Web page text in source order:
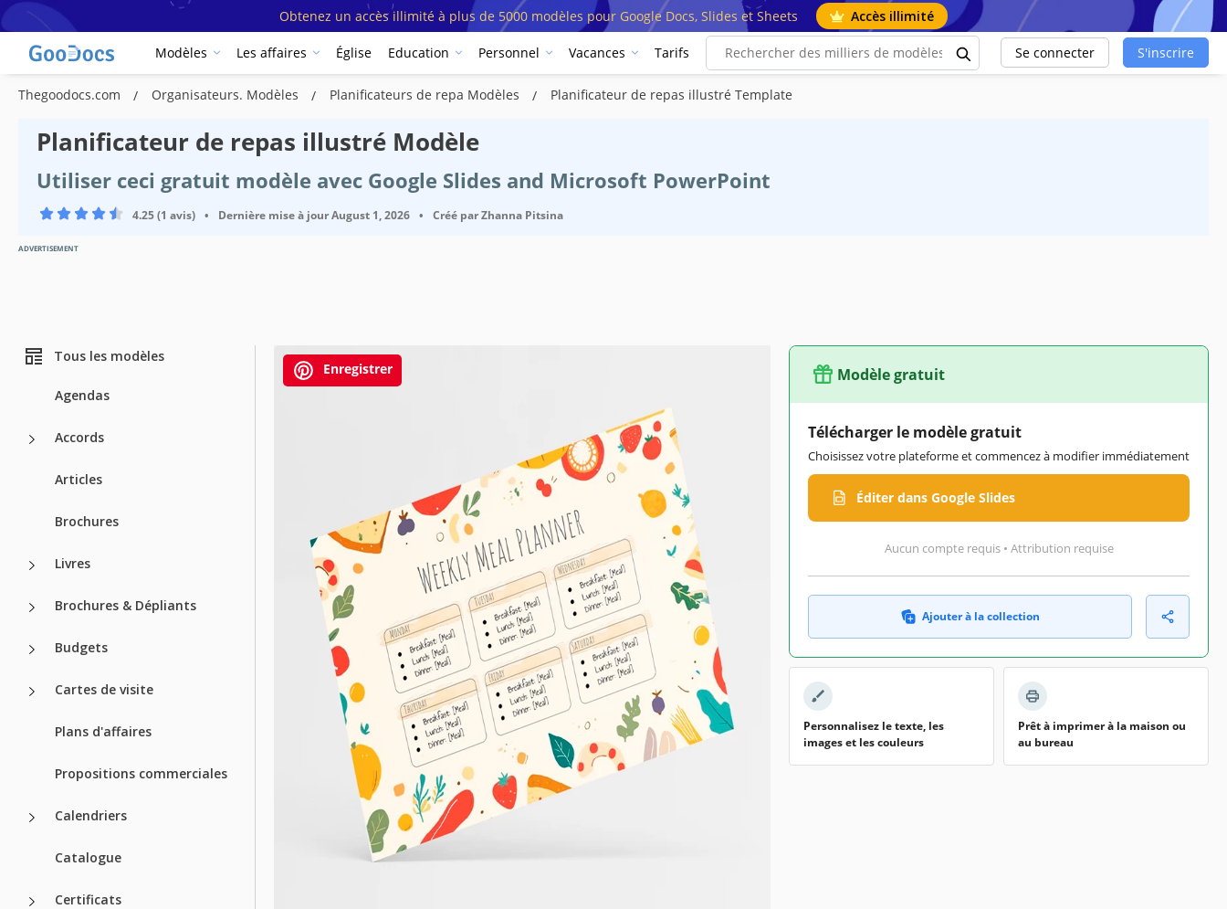
Obtenez un accès illimité à plus de 5000 modèles pour Google Docs, Slides et Sheets Accès illimité
Modèles Les affaires Église Education Personnel Vacances Tarifs Se connecter S'inscrire
Thegoodocs.com Organisateurs. Modèles Planificateurs de repa Modèles Planificateur de repas illustré Template
Planificateur de repas illustré Modèle
Utiliser ceci gratuit modèle avec Google Slides and Microsoft PowerPoint
4.25 (1 avis) • Dernière mise à jourAugust 1, 2026 • Créé parZhanna Pitsina
ADVERTISEMENT
Tous les modèles
Agendas
Accords
Articles
Brochures
Livres
Brochures & Dépliants
Budgets
Cartes de visite
Plans d'affaires
Propositions commerciales
Calendriers
Catalogue
Certificats
Enregistrer Modèle gratuit
Télécharger le modèle gratuit
Choisissez votre plateforme et commencez à modifier immédiatement
Éditer dans Google Slides
Aucun compte requis • Attribution requise
Ajouter à la collection
Personnalisez le texte, les
images et les couleurs
Prêt à imprimer à la maison ou
au bureau